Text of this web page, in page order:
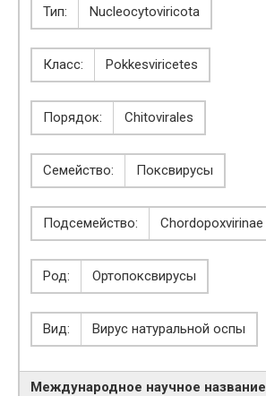
Тип: Nucleocytoviricota
Класс: Pokkesviricetes
Порядок: Chitovirales
Семейство: Поксвирусы
Подсемейство: Chordopoxvirinae
Род: Ортопоксвирусы
Вид: Вирус натуральной оспы
Международное научное название